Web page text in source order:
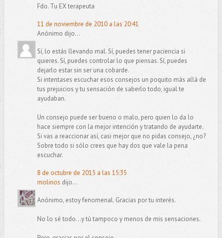
Fdo. Tu EX terapeuta
11 de noviembre de 2010 a las 20:41
Anónimo dijo...
Sí, lo estás llevando mal. Sí, puedes tener paciencia si
quieres. Sí, puedes controlar lo que piensas. Sí, puedes
dejarlo estar sin ser una cobarde.
Si intentases escuchar esos consejos un poquito más allá de
tus prejuicios y tu sensación de saberlo todo, igual te
ayudaban.
Un consejo puede ser bueno o malo, pero quien lo da lo
hace siempre con la mejor intención y tratando de ayudarte.
Si vas a reaccionar así, casi mejor que no pidas consejo, ¿no?
Sobre todo si sólo crees que hay dos que vale la pena
escuchar.
8 de octubre de 2015 a las 15:35
molinos dijo...
Anónimo, estoy fenomenal. Gracias por tu interés.
No lo sé todo...y tú tampoco y menos de mis sensaciones.